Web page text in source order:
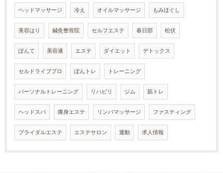
ヘッドマッサージ 冷え オイルマッサージ もみほぐし
美容はり 鍼灸整骨院 セルフエステ 春日部 松伏
ぽんて 美容液 エステ ダイエット デトックス
セルドライブプロ ぽんトレ トレーニング
パーソナルトレーニング リハビリ ジム 筋トレ
ヘッドスパ 痩身エステ リンパマッサージ ファスティング
ブライダルエステ エステサロン 運動 求人情報